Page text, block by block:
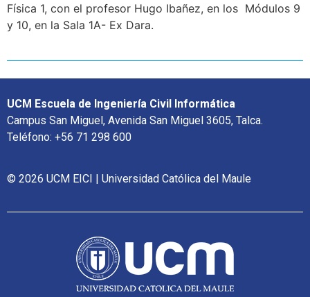
Física 1, con el profesor Hugo Ibañez, en los Módulos 9
y 10, en la Sala 1A- Ex Dara.
UCM Escuela de Ingeniería Civil Informática
Campus San Miguel, Avenida San Miguel 3605, Talca.
Teléfono: +56 71 298 600
© 2026 UCM EICI | Universidad Católica del Maule